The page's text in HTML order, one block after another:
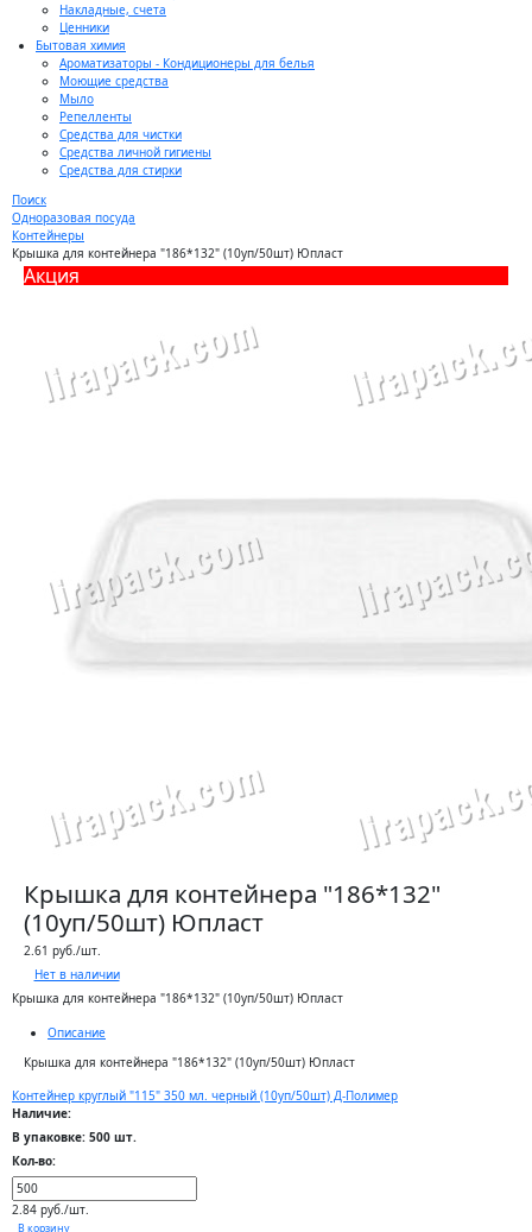
Накладные, счета
Ценники
Бытовая химия
Ароматизаторы - Кондиционеры для белья
Моющие средства
Мыло
Репелленты
Средства для чистки
Средства личной гигиены
Средства для стирки
Поиск
Одноразовая посуда
Контейнеры
Крышка для контейнера "186*132" (10уп/50шт) Юпласт
Акция
Крышка для контейнера "186*132"
(10уп/50шт) Юпласт
2.61 руб./шт.
Нет в наличии
Крышка для контейнера "186*132" (10уп/50шт) Юпласт
Описание
Крышка для контейнера "186*132" (10уп/50шт) Юпласт
Контейнер круглый "115" 350 мл. черный (10уп/50шт) Д-Полимер
Наличие:
В упаковке: 500 шт.
Кол-во:
2.84 руб./шт.
В корзину